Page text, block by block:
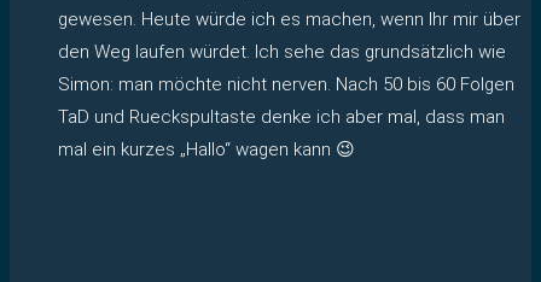
gewesen. Heute würde ich es machen, wenn Ihr mir über
den Weg laufen würdet. Ich sehe das grundsätzlich wie
Simon: man möchte nicht nerven. Nach 50 bis 60 Folgen
TaD und Rueckspultaste denke ich aber mal, dass man
mal ein kurzes „Hallo“ wagen kann 😉